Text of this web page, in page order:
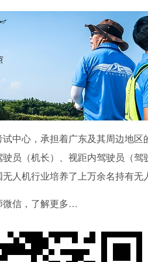
中心，承担着广东及其周边地
员（机长）、视距内驾驶员（
人机行业培养了上万余名持有无
微信，了解更多…